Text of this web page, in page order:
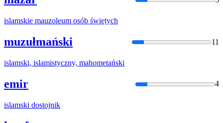
islamskie mauzoleum osób świętych
muzułmański 11
islamski, islamistyczny, mahometański
emir 4
islamski dostojnik